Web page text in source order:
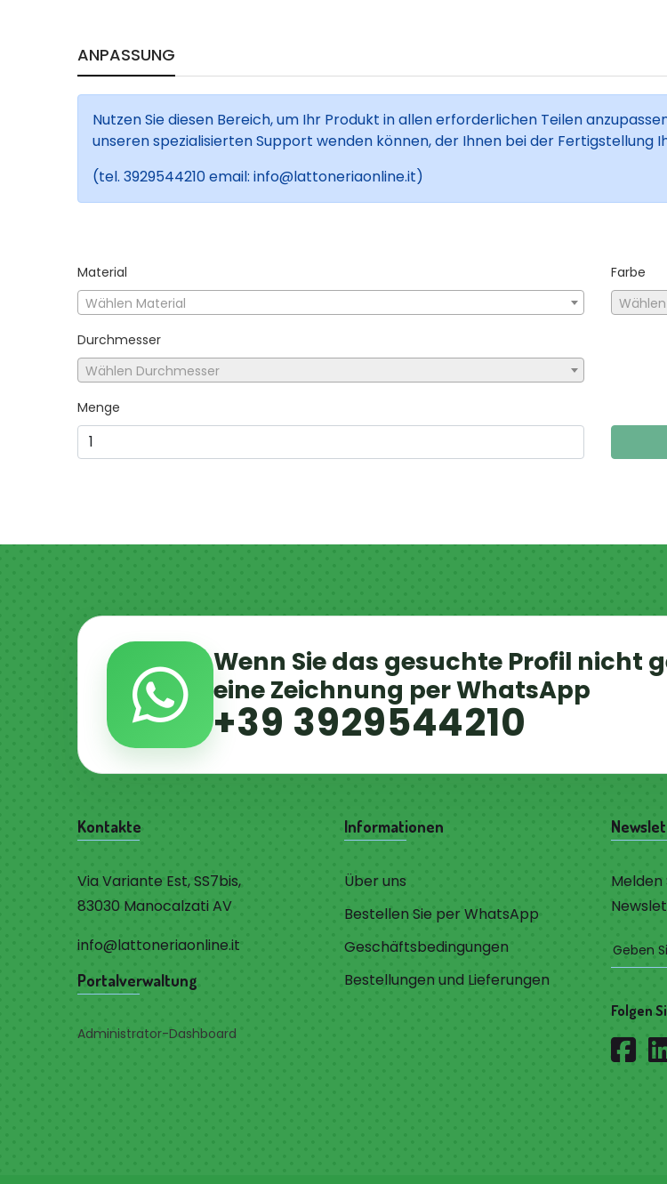
ANPASSUNG
Nutzen Sie diesen Bereich, um Ihr Produkt in allen erforderlichen Teilen
unseren spezialisierten Support wenden können, der Ihnen bei der Fertigstellung
(tel. 3929544210 email: info@lattoneriaonline.it)
Material
Wählen Material
Farbe
Durchmesser
Wählen Durchmesser
Menge
Wenn Sie das gesuchte Profil nicht
eine Zeichnung per WhatsApp
+39 3929544210
Kontakte
Via Variante Est, SS7bis,
83030 Manocalzati AV
info@lattoneriaonline.it
Portalverwaltung
Administrator-Dashboard
Informationen
Über uns
Bestellen Sie per WhatsApp
Geschäftsbedingungen
Bestellungen und Lieferungen
Melden
Folgen